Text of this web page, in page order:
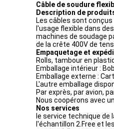
Câble de soudure
Description de
Les câbles sont
l'usage flexible dans
machines de soudage
de la crête 400V de
Empaquetage et
Rolls, tambour en
Emballage intérieur :
Emballage externe :
L'autre emballage
Par exprès, par avion,
Nous coopérons avec
Nos services
le service technique
l'échantillon 2.Free et